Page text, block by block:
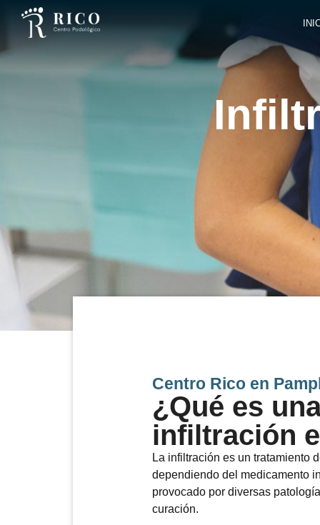
Centro Rico en
¿Qué es
infiltración
La infiltración es un tratamiento
dependiendo del medicamento
provocado por diversas
curación.